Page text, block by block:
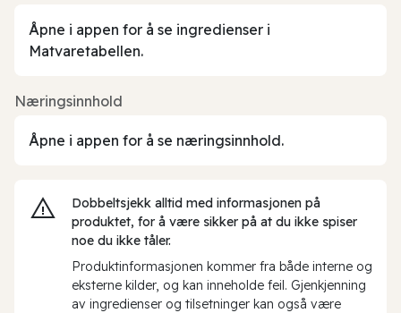
Åpne i appen for å se ingredienser i
Matvaretabellen.
Næringsinnhold
Åpne i appen for å se næringsinnhold.
Dobbeltsjekk alltid med informasjonen på
produktet, for å være sikker på at du ikke spiser
noe du ikke tåler.
Produktinformasjonen kommer fra både interne og
eksterne kilder, og kan inneholde feil. Gjenkjenning
av ingredienser og tilsetninger kan også være